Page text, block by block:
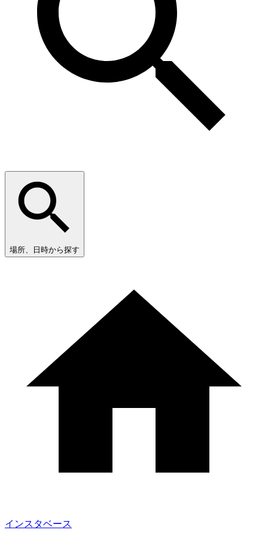
場所、日時から探す
インスタベース